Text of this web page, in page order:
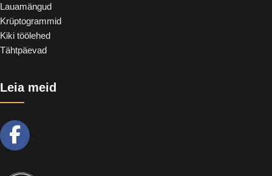
Lauamängud
Krüptogrammid
Kiki töölehed
Tähtpäevad
Leia meid